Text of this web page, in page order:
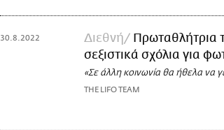
30.8.2022 Διεθνή
Πρωταθλήτρια
σεξιστικά σχόλια για
«Σε άλλη κοινωνία θα ήθελα να
THE LIFO TEAM